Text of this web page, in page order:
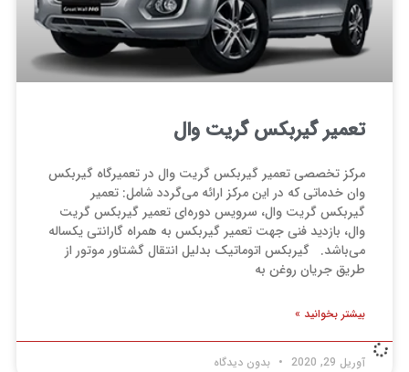
تعمیر گیربکس گریت وال
مرکز تخصصی تعمیر گیربکس گریت وال در تعمیرگاه گیربکس
وان خدماتی که در این مرکز ارائه می‌گردد شامل: تعمیر
گیربکس گریت وال، سرویس دوره‌ای تعمیر گیربکس گریت
وال، بازدید فنی جهت تعمیر گیربکس به همراه گارانتی یکساله
می‌باشد. گیربکس اتوماتیک بدلیل انتقال گشتاور موتور از
طریق جریان روغن به
بیشتر بخوانید »
آوریل 29, 2020 بدون دیدگاه